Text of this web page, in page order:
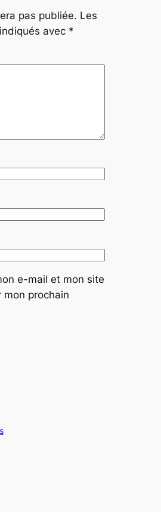
pas publiée. Les
avec *
e-mail et mon site
prochain